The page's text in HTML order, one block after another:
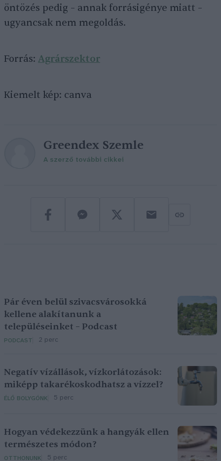
öntözés pedig – annak forrásigénye miatt –
ugyancsak nem megoldás.
Forrás: Agrárszektor
Kiemelt kép: canva
Greendex Szemle
A szerző további cikkei
Pár éven belül szivacsvárosokká
kellene alakítanunk a
településeinket – Podcast
PODCAST 2 perc
Negatív vízállások, vízkorlátozások:
miképp takarékoskodhatsz a vízzel?
ÉLŐ BOLYGÓNK 5 perc
Hogyan védekezzünk a hangyák ellen
természetes módon?
OTTHONUNK 5 perc